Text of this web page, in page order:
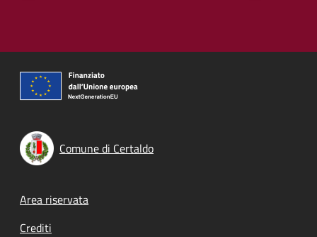
Comune di Certaldo
Footer menu
Area riservata
Crediti